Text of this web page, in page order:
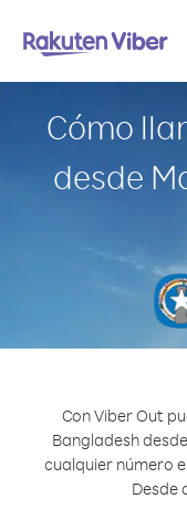
Cómo
desde
Con Viber Out
Bangladesh
cualquier número
Desde